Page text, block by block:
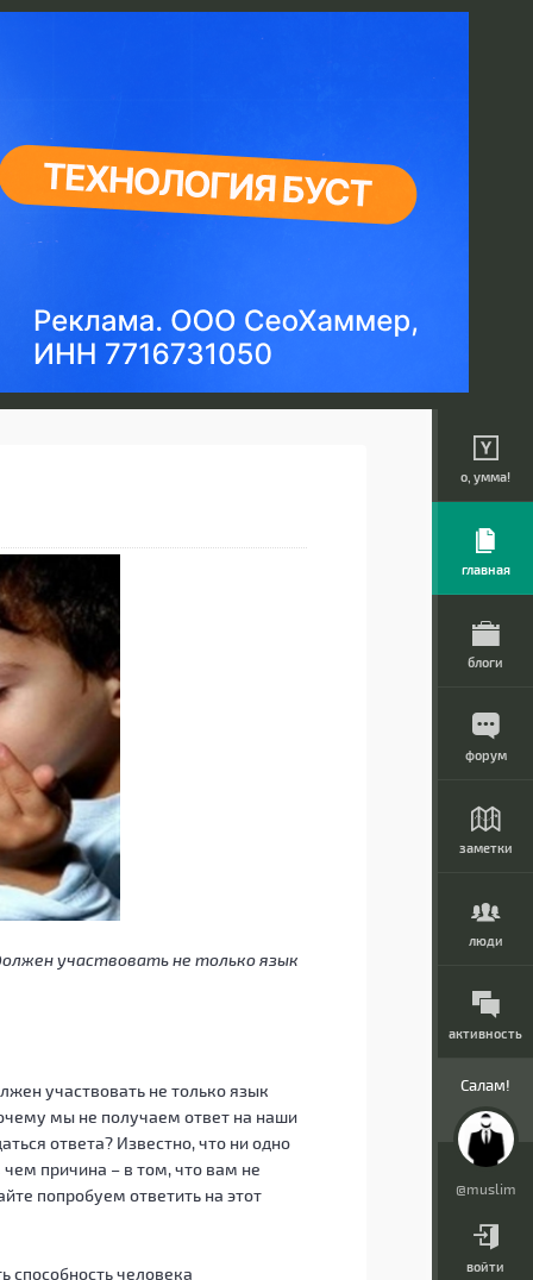
о, умма!
главная
блоги
форум
заметки
люди
активность
Салам!
@muslim
войти
участвовать не только язык
участвовать не только язык
мы не получаем ответ на наши
ответа? Известно, что ни одно
чем причина – в том, что вам не
попробуем ответить на этот
способность человека